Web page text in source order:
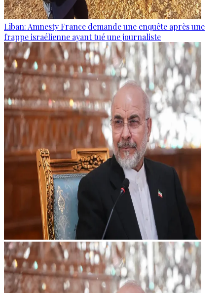
Liban: Amnesty France demande une enquête après une
frappe israélienne ayant tué une journaliste